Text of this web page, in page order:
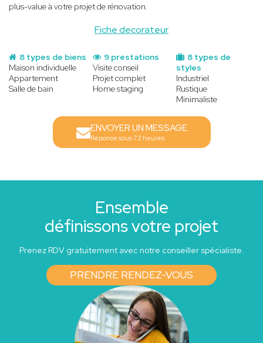
Fiche decorateur
plus-value à votre projet de rénovation.
8 types de biens
Maison individuelle
Appartement
Salle de bain
8 types de
styles
Industriel
Rustique
Minimaliste
9 prestations
Visite conseil
Projet complet
Home staging
ENVOYER UN MESSAGE
Réponse sous 72 heures
Ensemble
définissons votre projet
Prenez RDV gratuitement avec notre conseiller spécialiste.
PRENDRE RENDEZ-VOUS